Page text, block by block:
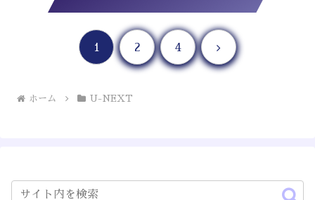
1 2 4 次へ
ホーム U-NEXT